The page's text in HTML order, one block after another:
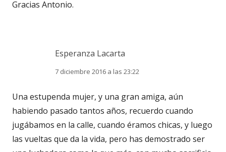
Gracias Antonio.
Esperanza Lacarta
7 diciembre 2016 a las 23:22
Una estupenda mujer, y una gran amiga, aún
habiendo pasado tantos años, recuerdo cuando
jugábamos en la calle, cuando éramos chicas, y luego
las vueltas que da la vida, pero has demostrado ser